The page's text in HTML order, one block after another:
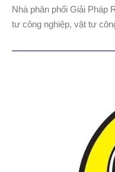
08-
27
Nhà phân phối Giải Pháp
tư công nghiệp, vật tư